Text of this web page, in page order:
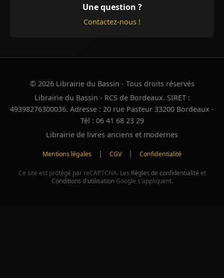
Une question ?
Contactez-nous !
© 2026 Librairie du Bassin - Tous droits réservés
Librairie du Bassin - RCS de Bordeaux. SIRET :
49398276300036. Adresse : 20 rue Pasteur 33200 Bordeaux -
Tél : 06 41 68 23 29
Librairie de livres anciens et modernes
Mentions légales | CGV | Confidentialité
Ce site est protégé par reCAPTCHA. Les Règles de confidentialité et
Conditions d'utilisationGoogle s'appliquent.